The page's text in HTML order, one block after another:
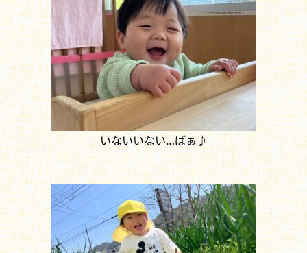
いないいない…ばぁ♪